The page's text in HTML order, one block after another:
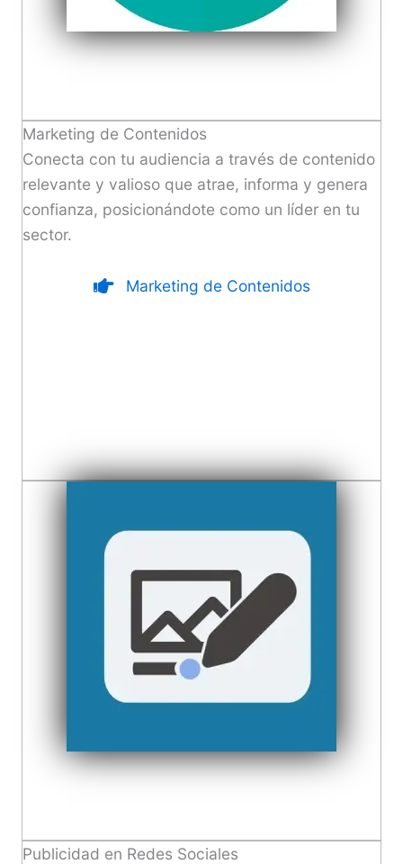
Marketing de Contenidos
Conecta con tu audiencia a través de contenido
relevante y valioso que atrae, informa y genera
confianza, posicionándote como un líder en tu
sector.
Marketing de Contenidos
Publicidad en Redes Sociales